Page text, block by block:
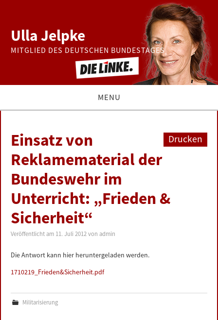
Ulla Jelpke
MITGLIED DES DEUTSCHEN BUNDESTAGES
MENU
BUNDESTAG
PRESSE
ZUR PERSON
LINKS
DATENSCHUTZERKLÄRUNG
Drucken
Einsatz von
Reklamematerial der
Bundeswehr im
Unterricht: „Frieden &
Sicherheit“
Veröffentlicht am 11. Juli 2012 vonadmin
Die Antwort kann hier heruntergeladen werden.
1710219_Frieden&Sicherheit.pdf
Militarisierung